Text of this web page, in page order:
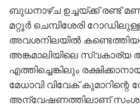
ബുധനാഴ്ച ഉച്ചയ്ക്ക് രണ്ട്
മറ്റൂര്‍ ചെമ്പിശേരി
അവശനിലയില്‍
അങ്കമാലിയിലെ
എത്തിച്ചെങ്കിലും
മേധാവി വിവേക്
അന്വേഷണത്തിലാണ്